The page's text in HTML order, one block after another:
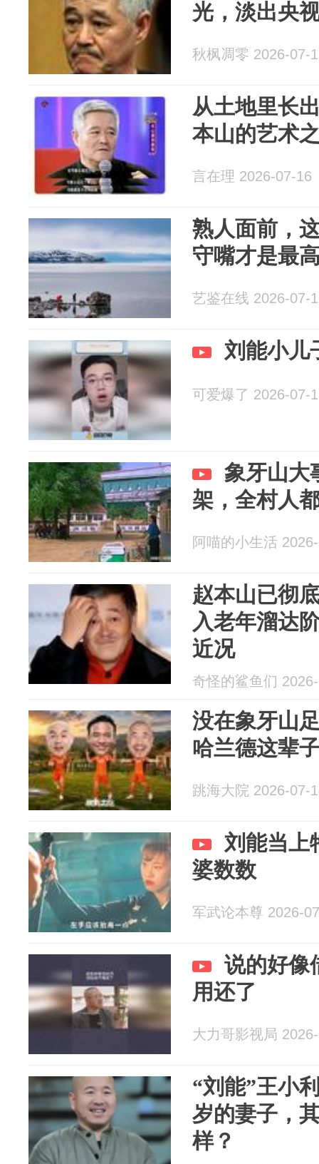
光，淡出央
秋枫凋零 2026-07-
从土地里长
本山的艺术
言在理 2026-07-16
熟人面前，
守嘴才是最
艺鉴在线 2026-07-
刘能小儿
可爱爆了 2026-07-
象牙山大
架，全村人
阿喵的小生活
赵本山已彻
入老年溜达
近况
奇怪的鲨鱼们
没在象牙山
哈兰德这辈
跳海大院 2026-07-
刘能当上
婆数数
军武论本尊 2026-
说的好像
用还了
大力哥影视局
“刘能”王小
岁的妻子，
样？